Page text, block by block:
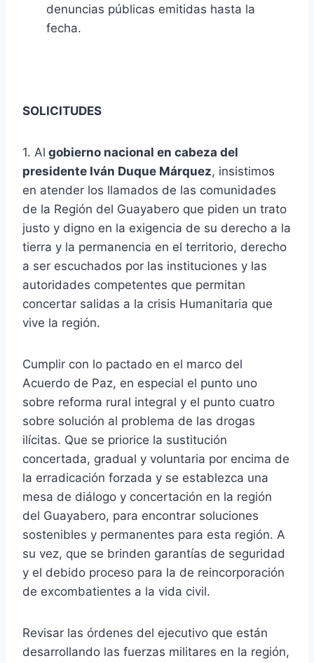
denuncias públicas emitidas hasta la
fecha.
SOLICITUDES
1. Al gobierno nacional en cabeza del
presidente Iván Duque Márquez, insistimos
en atender los llamados de las comunidades
de la Región del Guayabero que piden un trato
justo y digno en la exigencia de su derecho a la
tierra y la permanencia en el territorio, derecho
a ser escuchados por las instituciones y las
autoridades competentes que permitan
concertar salidas a la crisis Humanitaria que
vive la región.
Cumplir con lo pactado en el marco del
Acuerdo de Paz, en especial el punto uno
sobre reforma rural integral y el punto cuatro
sobre solución al problema de las drogas
ilícitas. Que se priorice la sustitución
concertada, gradual y voluntaria por encima de
la erradicación forzada y se establezca una
mesa de diálogo y concertación en la región
del Guayabero, para encontrar soluciones
sostenibles y permanentes para esta región. A
su vez, que se brinden garantías de seguridad
y el debido proceso para la de reincorporación
de excombatientes a la vida civil.
Revisar las órdenes del ejecutivo que están
desarrollando las fuerzas militares en la región,